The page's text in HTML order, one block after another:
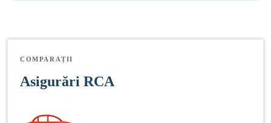
COMPARAȚII
Asigurări RCA